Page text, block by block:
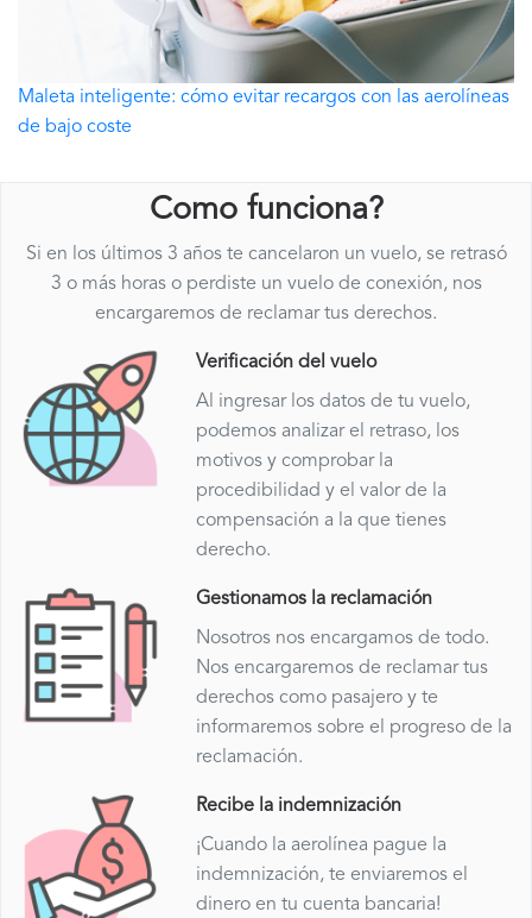
Maleta inteligente: cómo evitar recargos con las aerolíneas
de bajo coste
Como funciona?
Si en los últimos 3 años te cancelaron un vuelo, se retrasó
3 o más horas o perdiste un vuelo de conexión, nos
encargaremos de reclamar tus derechos.
Verificación del vuelo
Al ingresar los datos de tu vuelo,
podemos analizar el retraso, los
motivos y comprobar la
procedibilidad y el valor de la
compensación a la que tienes
derecho.
Gestionamos la reclamación
Nosotros nos encargamos de todo.
Nos encargaremos de reclamar tus
derechos como pasajero y te
informaremos sobre el progreso de la
reclamación.
Recibe la indemnización
¡Cuando la aerolínea pague la
indemnización, te enviaremos el
dinero en tu cuenta bancaria!